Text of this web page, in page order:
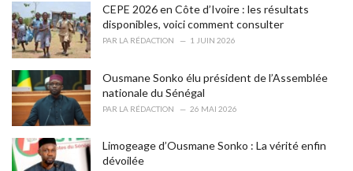
CEPE 2026 en Côte d’Ivoire : les résultats
disponibles, voici comment consulter
PAR LA RÉDACTION 1 JUIN 2026
Ousmane Sonko élu président de l’Assemblée
nationale du Sénégal
PAR LA RÉDACTION 26 MAI 2026
Limogeage d’Ousmane Sonko : La vérité enfin
dévoilée